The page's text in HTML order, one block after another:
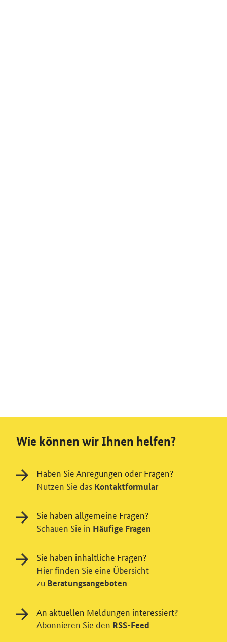
Wie können wir Ihnen helfen?
Haben Sie Anregungen oder Fragen?
Nutzen Sie das Kontaktformular
Sie haben allgemeine Fragen?
Schauen Sie in Häufige Fragen
Sie haben inhaltliche Fragen?
Hier finden Sie eine Übersicht
zu Beratungsangeboten
An aktuellen Meldungen interessiert?
Abonnieren Sie den RSS-Feed